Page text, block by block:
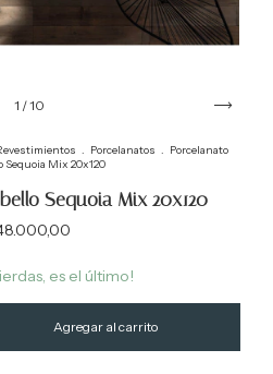
1 /10
. Porcelanatos . Porcelanato
Sequoia Mix 20x120
Sequoia Mix 20x120
es el último!